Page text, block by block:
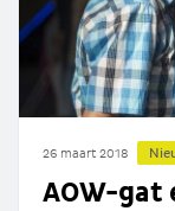
26 maart 2018
AOW-gat